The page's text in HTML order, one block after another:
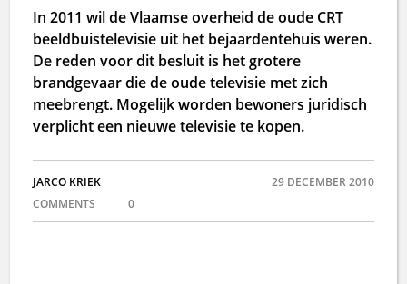
In 2011 wil de Vlaamse overheid de oude CRT
beeldbuistelevisie uit het bejaardentehuis weren.
De reden voor dit besluit is het grotere
brandgevaar die de oude televisie met zich
meebrengt. Mogelijk worden bewoners juridisch
verplicht een nieuwe televisie te kopen.
JARCO KRIEK
29 DECEMBER 2010
COMMENTS
0